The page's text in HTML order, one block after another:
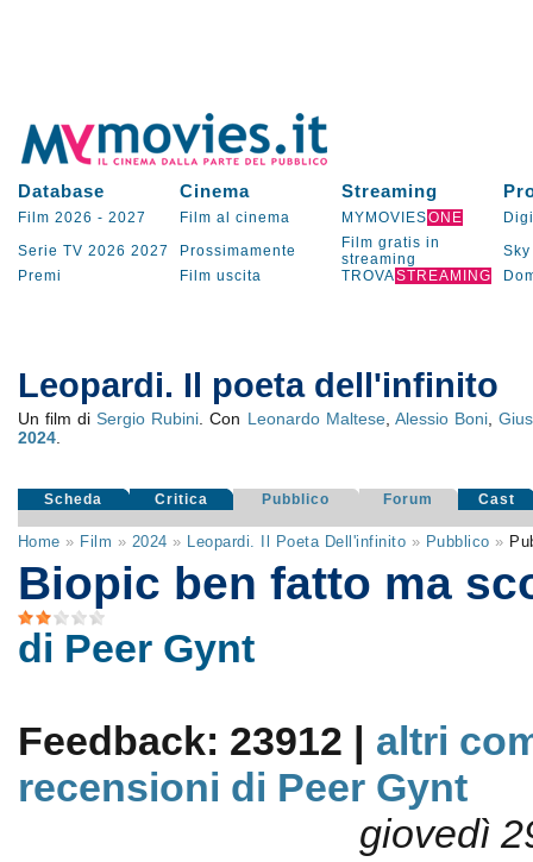
Database Cinema Streaming
Film 2026 - 2027 Film al cinema MYMOVIESONE
Serie TV 2026 2027 Prossimamente
Film gratis in
streaming
Sky
Premi
Film uscita TROVASTREAMING
Leopardi. Il poeta dell'infinito
Un film diSergio Rubini . Con Leonardo Maltese, Alessio Boni ,
2024.
Scheda Critica Pubblico Forum Cast
Home » Film » 2024 » Leopardi. Il Poeta Dell'infinito » Pubblico »
Biopic ben fatto ma
di Peer Gynt
Feedback: 23912 | altri
recensioni di Peer Gynt
giovedì